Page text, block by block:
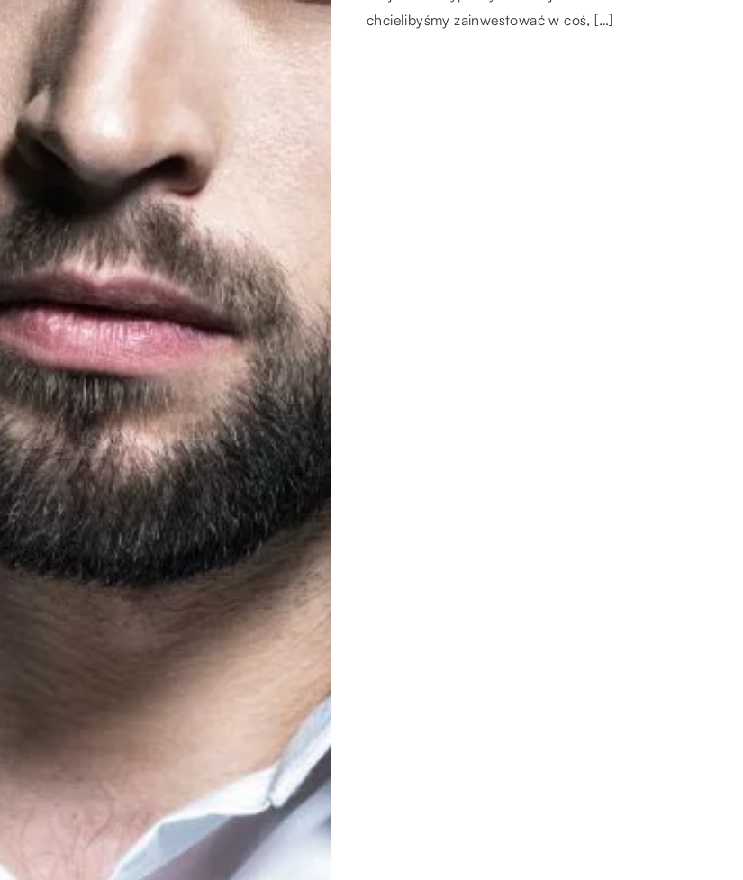
chcielibyśmy zainwestować w coś, […]
na […]